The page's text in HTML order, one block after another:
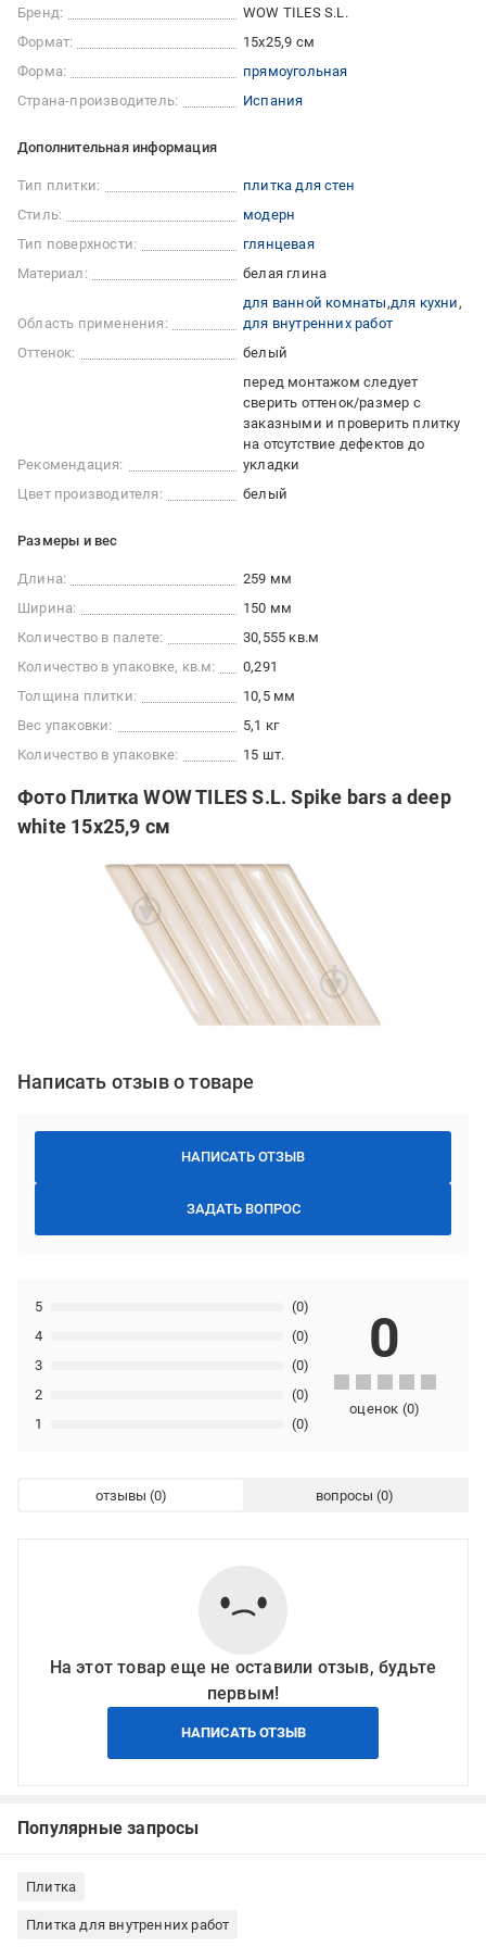
Бренд:
WOW TILES S.L.
Формат:
15x25,9 см
Форма:
прямоугольная
Страна-производитель:
Испания
Дополнительная информация
Тип плитки:
плитка для стен
Стиль:
модерн
Тип поверхности:
глянцевая
Материал:
белая глина
Область применения:
для ванной комнаты для кухни
для внутренних работ
Оттенок:
белый
Рекомендация:
перед монтажом следует
сверить оттенок/размер с
заказными и проверить плитку
на отсутствие дефектов до
укладки
Цвет производителя:
белый
Размеры и вес
Длина:
259 мм
Ширина:
150 мм
Количество в палете:
30,555 кв.м
Количество в упаковке, кв.м:
0,291
Толщина плитки:
10,5 мм
Вес упаковки:
5,1 кг
Количество в упаковке:
15 шт.
Фото Плитка WOW TILES S.L. Spike bars a deep
white 15x25,9 см
Написать отзыв о товаре
НАПИСАТЬ ОТЗЫВ
ЗАДАТЬ ВОПРОС
1 (0)
2 (0)
3 (0)
4 (0)
5 (0)
0
оценок (0)
отзывы вопросы
На этот товар еще не оставили отзыв, будьте
первым!
НАПИСАТЬ ОТЗЫВ
Популярные запросы
Плитка
Плитка для внутренних работ